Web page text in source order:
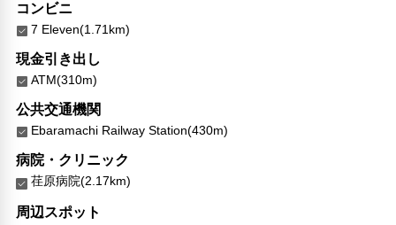
コンビニ
7 Eleven(1.71km)
現金引き出し
ATM(310m)
公共交通機関
Ebaramachi Railway Station(430m)
病院・クリニック
荏原病院(2.17km)
周辺スポット